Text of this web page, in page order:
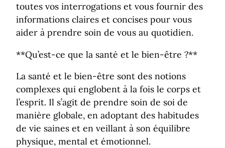
toutes vos interrogations et vous fournir des
informations claires et concises pour vous
aider à prendre soin de vous au quotidien.
**Qu’est-ce que la santé et le bien-être ?**
La santé et le bien-être sont des notions
complexes qui englobent à la fois le corps et
l’esprit. Il s’agit de prendre soin de soi de
manière globale, en adoptant des habitudes
de vie saines et en veillant à son équilibre
physique, mental et émotionnel.